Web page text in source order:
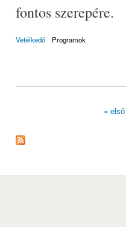
fontos szerepére.
Vetélkedő Programok
« első